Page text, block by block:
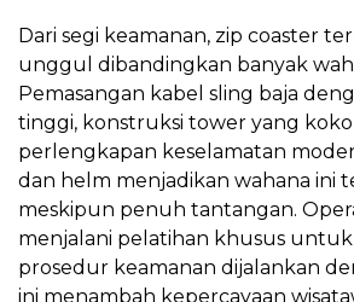
Dari segi keamanan, zip coaster
unggul dibandingkan banyak
Pemasangan kabel sling baja
tinggi, konstruksi tower yang
perlengkapan keselamatan
dan helm menjadikan wahana ini
meskipun penuh tantangan.
menjalani pelatihan khusus
prosedur keamanan dijalankan
ini menambah kepercayaan